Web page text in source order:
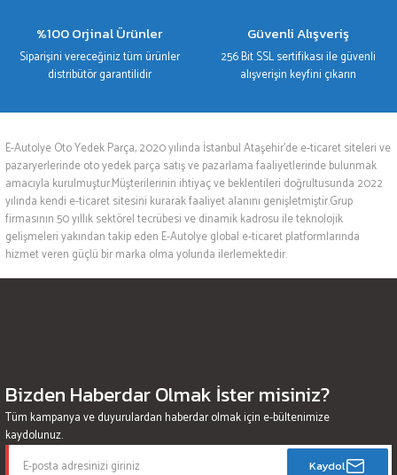
%100 Orjinal Ürünler
Siparişini vereceğiniz tüm ürünler
distribütör garantilidir
Güvenli Alışveriş
256 Bit SSL sertifikası ile güvenli
alışverişin keyfini çıkarın
E-Autolye Oto Yedek Parça, 2020 yılında İstanbul Ataşehir’de e-ticaret siteleri ve
pazaryerlerinde oto yedek parça satış ve pazarlama faaliyetlerinde bulunmak
amacıyla kurulmuştur.Müşterilerinin ihtiyaç ve beklentileri doğrultusunda 2022
yılında kendi e-ticaret sitesini kurarak faaliyet alanını genişletmiştir.Grup
firmasının 50 yıllık sektörel tecrübesi ve dinamik kadrosu ile teknolojik
gelişmeleri yakından takip eden E-Autolye global e-ticaret platformlarında
hizmet veren güçlü bir marka olma yolunda ilerlemektedir.
Bizden Haberdar Olmak İster misiniz?
Tüm kampanya ve duyurulardan haberdar olmak için e-bültenimize
kaydolunuz.
Kaydol